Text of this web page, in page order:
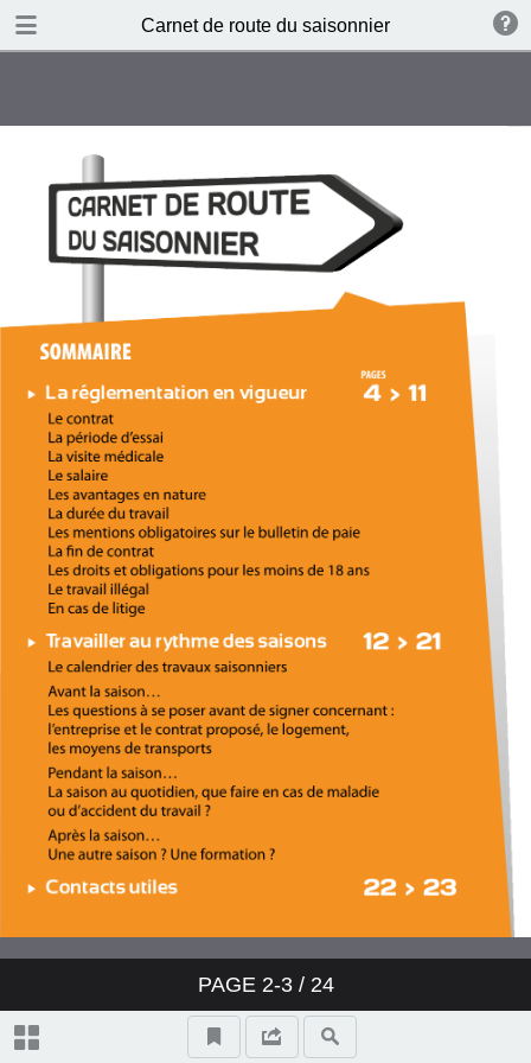
Carnet de route du saisonnier
PAGE 2-3/ 24
DOWNLOAD PDF